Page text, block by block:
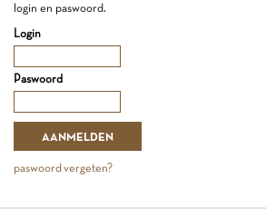
login en paswoord.
Login
Paswoord
paswoord vergeten?